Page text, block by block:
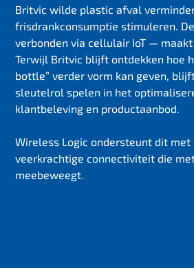
Britvic wilde plastic afval
frisdrankconsumptie stimuleren.
verbonden via cellulair IoT —
Terwijl Britvic blijft ontdekken hoe
bottle” verder vorm kan geven,
sleutelrol spelen in het
klantbeleving en productaanbod.
Wireless Logic ondersteunt dit met
veerkrachtige connectiviteit die
meebeweegt.